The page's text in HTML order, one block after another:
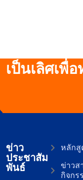
เป็นเลิศเพื่
ข่าว
ประชาสัม
พันธ์
หลักสู
ข่าวส
กิจกร